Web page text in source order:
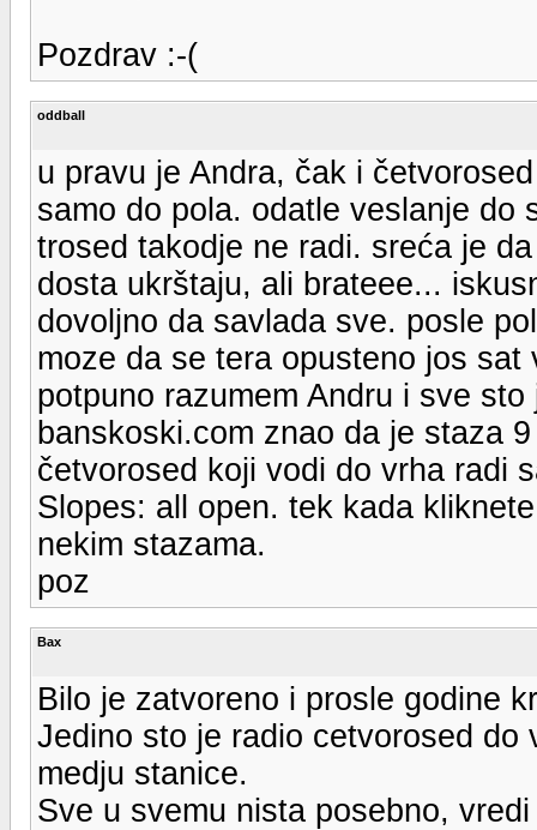
Pozdrav :-(
oddball
u pravu je Andra, čak i
samo do pola. odatle veslanje do
trosed takodje ne radi. sreća je
dosta ukrštaju, ali brateee...
dovoljno da savlada sve. posle
moze da se tera opusteno jos
potpuno razumem Andru i sve
banskoski.com znao da je staza
četvorosed koji vodi do vrha radi
Slopes: all open. tek kada
nekim stazama.
poz
Bax
Bilo je zatvoreno i prosle godine
Jedino sto je radio cetvorosed do
medju stanice.
Sve u svemu nista posebno,